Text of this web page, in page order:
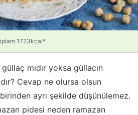
1723kcal*
mıdır yoksa güllacın
Cevap ne olursa olsun
ayrı şekilde düşünülemez.
pidesi neden ramazan